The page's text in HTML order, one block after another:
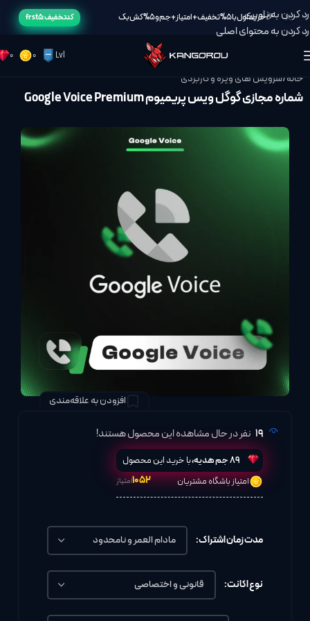
🎉خرید اول با 5% تخفیف + امتیاز + جم و 5% کش بک کد تخفیف: frst5
رد کردن به ناوبری
رد کردن به محتوای اصلی
0 0 Lvl
خانه/سرویس های ویژه و کاربردی
شماره مجازی گوگل ویس پریمیوم Google Voice Premium
افزودن به علاقه‌مندی
19 نفر در حال مشاهده این محصول هستند!
89جم هدیه،با خرید این محصول
امتیاز باشگاه مشتریان
۱۰۵۲امتیاز
مدت زمان اشتراک:
نوع اکانت: